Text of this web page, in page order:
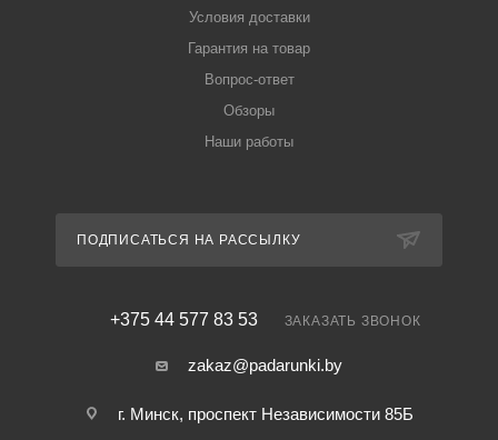
Условия доставки
Гарантия на товар
Вопрос-ответ
Обзоры
Наши работы
ПОДПИСАТЬСЯ НА РАССЫЛКУ
+375 44 577 83 53 ЗАКАЗАТЬ ЗВОНОК
zakaz@padarunki.by
г. Минск, проспект Независимости 85Б